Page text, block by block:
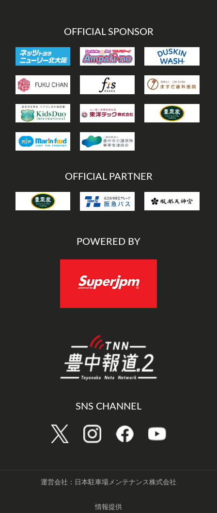
OFFICIAL SPONSOR
OFFICIAL PARTNER
POWERED BY
SNS CHANNEL
運営会社：日本駐車場メンテナンス株式会社
情報提供